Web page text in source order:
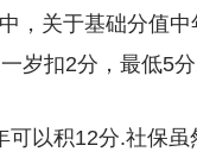
，关于基础分值
岁扣2分，最低5
以积12分.社保